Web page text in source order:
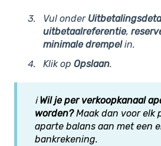
Vul onder
uitbetaalreferentie,
minimale drempelin.
Klik op Opslaan.
ℹ️Wil je per verkoopkanaal
worden?Maak dan voor elk
aparte balans aan met een
bankrekening.